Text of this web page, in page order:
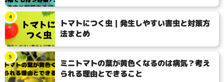
トマトにつく虫｜発生しやすい害虫と対策方
法まとめ
4
ミニトマトの葉が黄色くなるのは病気？考え
られる理由とできること
5